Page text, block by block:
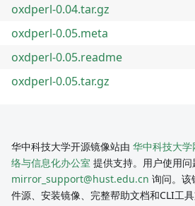
oxdperl-0.04.tar.gz
oxdperl-0.05.meta
oxdperl-0.05.readme
oxdperl-0.05.tar.gz
华中科技大学开源镜像站由 华中科技大
络与信息化办公室 提供支持。用户使用
mirror_support@hust.edu.cn 询问。该
件源、安装镜像、完整帮助文档和CLI工具